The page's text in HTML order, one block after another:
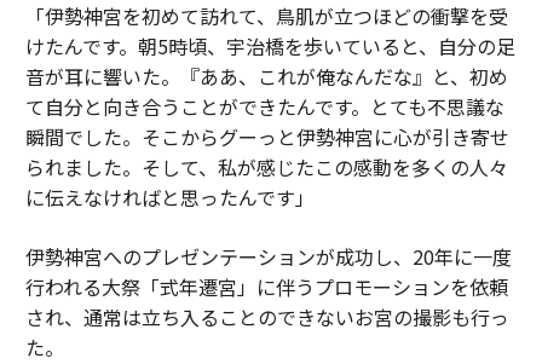
「伊勢神宮を初めて訪れて、鳥肌が立つほどの衝撃を受
けたんです。朝5時頃、宇治橋を歩いていると、自分の足
音が耳に響いた。『ああ、これが俺なんだな』と、初め
て自分と向き合うことができたんです。とても不思議な
瞬間でした。そこからグーっと伊勢神宮に心が引き寄せ
られました。そして、私が感じたこの感動を多くの人々
に伝えなければと思ったんです」
伊勢神宮へのプレゼンテーションが成功し、20年に一度
行われる大祭「式年遷宮」に伴うプロモーションを依頼
され、通常は立ち入ることのできないお宮の撮影も行っ
た。